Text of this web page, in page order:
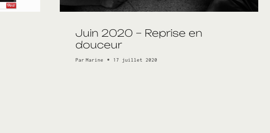
Juin 2020 – Reprise en
douceur
Par Marine 17 juillet 2020